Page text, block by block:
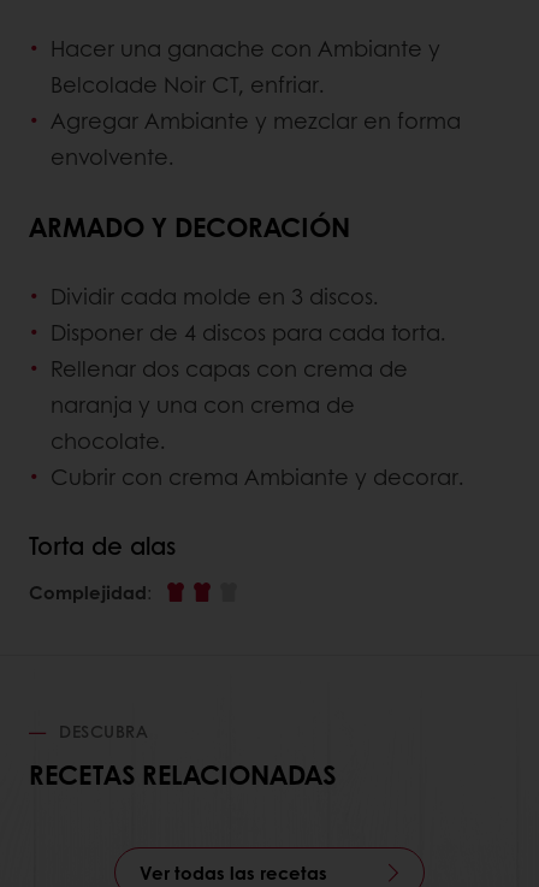
Hacer una ganache con Ambiante y
Belcolade Noir CT, enfriar.
Agregar Ambiante y mezclar en forma
envolvente.
ARMADO Y DECORACIÓN
Dividir cada molde en 3 discos.
Disponer de 4 discos para cada torta.
Rellenar dos capas con crema de
naranja y una con crema de
chocolate.
Cubrir con crema Ambiante y decorar.
Torta de alas
Complejidad:
DESCUBRA
RECETAS RELACIONADAS
Ver todas las recetas